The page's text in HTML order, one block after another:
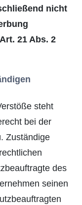
nicht
21 Abs. 2
steht
bei der
Zuständige
des
seinen